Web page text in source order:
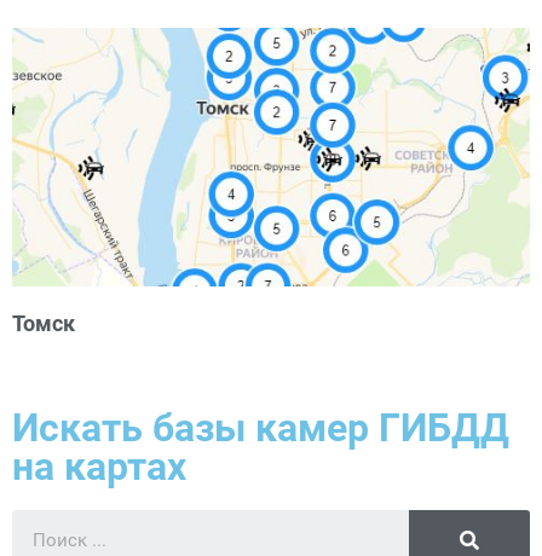
Томск
Искать базы камер ГИБДД
на картах